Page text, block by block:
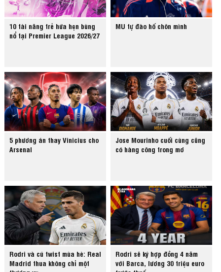
10 tài năng trẻ hứa hẹn bùng
nổ tại Premier League 2026/27
MU tự đào hố chôn mình
5 phương án thay Vinicius cho
Arsenal
Jose Mourinho cuối cùng cũng
có hàng công trong mơ
Rodri và cú twist mùa hè: Real
Madrid thua không chỉ một
Rodri sẽ ký hợp đồng 4 năm
với Barca, lương 30 triệu euro